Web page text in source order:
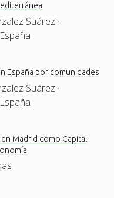
Suárez ·
España por comunidades
Suárez ·
Madrid como Capital